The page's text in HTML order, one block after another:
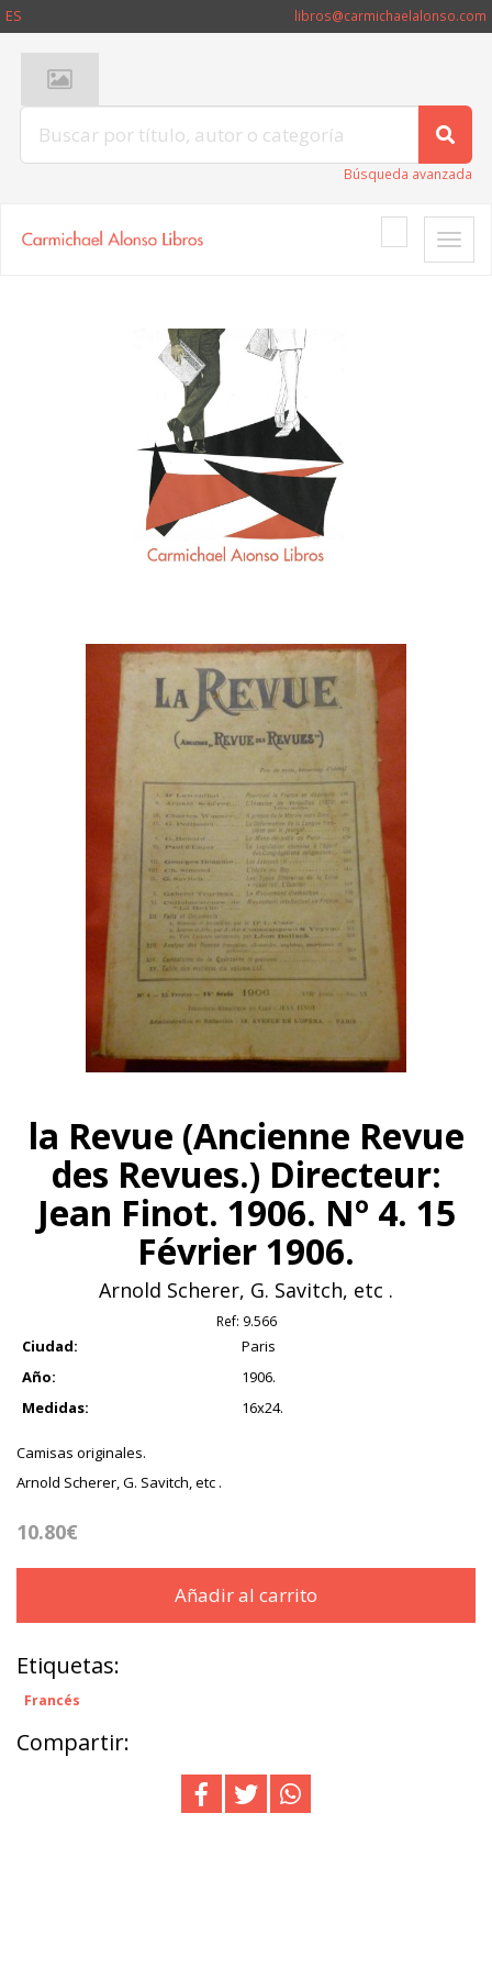
ES libros@carmichaelalonso.com
Búsqueda avanzada
Toggle
la Revue (Ancienne Revue
des Revues.) Directeur:
Jean Finot. 1906. Nº 4. 15
Février 1906.
Arnold Scherer, G. Savitch, etc .
Ref: 9.566
Ciudad:
Paris
Año:
1906.
Medidas:
16x24.
Camisas originales.
Arnold Scherer, G. Savitch, etc .
10.80€
Añadir al carrito
Etiquetas:
Francés
Compartir: